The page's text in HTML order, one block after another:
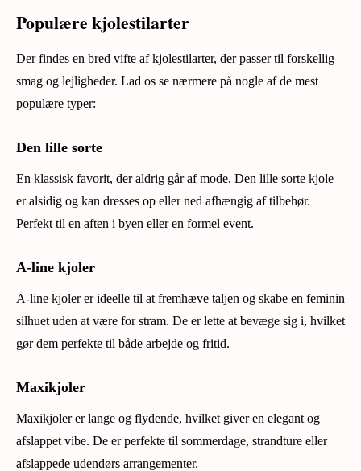
Populære kjolestilarter
Der findes en bred vifte af kjolestilarter, der passer til forskellig
smag og lejligheder. Lad os se nærmere på nogle af de mest
populære typer:
Den lille sorte
En klassisk favorit, der aldrig går af mode. Den lille sorte kjole
er alsidig og kan dresses op eller ned afhængig af tilbehør.
Perfekt til en aften i byen eller en formel event.
A-line kjoler
A-line kjoler er ideelle til at fremhæve taljen og skabe en feminin
silhuet uden at være for stram. De er lette at bevæge sig i, hvilket
gør dem perfekte til både arbejde og fritid.
Maxikjoler
Maxikjoler er lange og flydende, hvilket giver en elegant og
afslappet vibe. De er perfekte til sommerdage, strandture eller
afslappede udendørs arrangementer.